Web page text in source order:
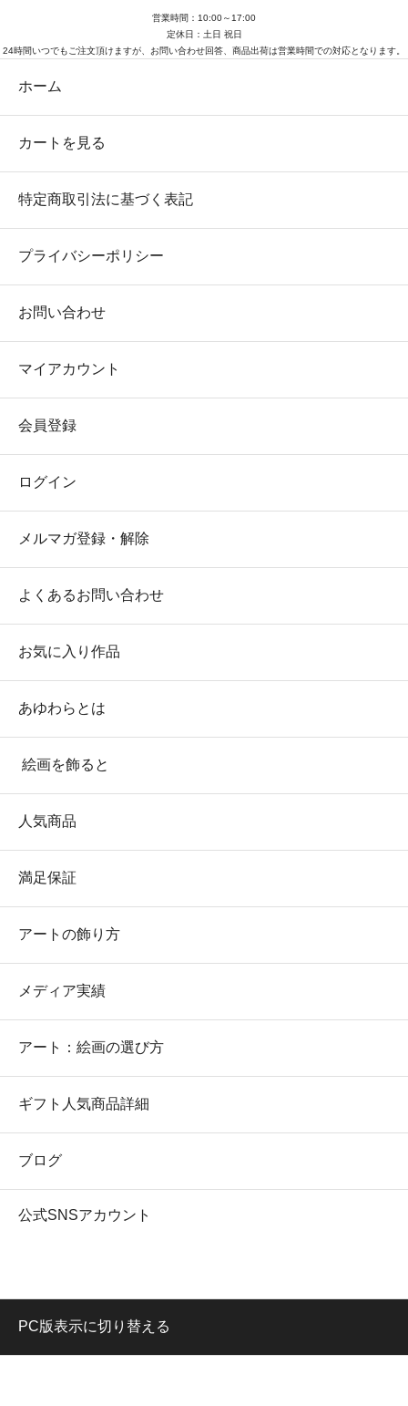
営業時間：10:00～17:00
定休日：土日 祝日
24時間いつでもご注文頂けますが、お問い合わせ回答、商品出荷は営業時間での対応となります。
ホーム
カートを見る
特定商取引法に基づく表記
プライバシーポリシー
お問い合わせ
マイアカウント
会員登録
ログイン
メルマガ登録・解除
よくあるお問い合わせ
お気に入り作品
あゆわらとは
絵画を飾ると
人気商品
満足保証
アートの飾り方
メディア実績
アート：絵画の選び方
ギフト人気商品詳細
ブログ
公式SNSアカウント
PC版表示に切り替える